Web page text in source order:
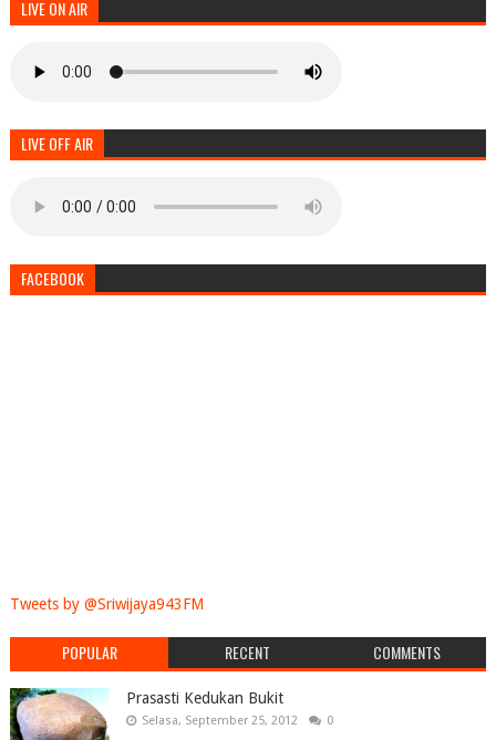
LIVE ON AIR
LIVE OFF AIR
FACEBOOK
Tweets by @Sriwijaya943FM
POPULAR RECENT COMMENTS
Prasasti Kedukan Bukit
Selasa, September 25, 2012 0